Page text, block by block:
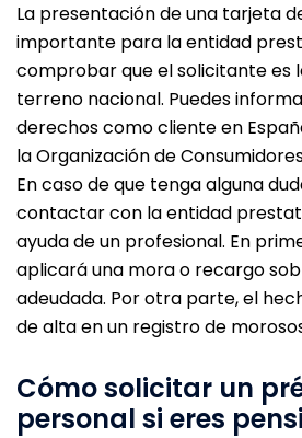
La presentación de una tarjeta
importante para la entidad
comprobar que el solicitante es
terreno nacional. Puedes
derechos como cliente en
la Organización de
En caso de que tenga alguna
contactar con la entidad
ayuda de un profesional. En
aplicará una mora o recargo
adeudada. Por otra parte, el
de alta en un registro de morosos
Cómo solicitar un
personal si eres